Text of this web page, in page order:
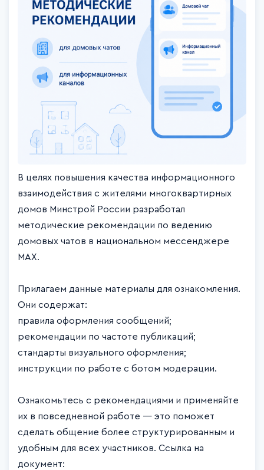
В целях повышения качества информационного
взаимодействия с жителями многоквартирных
домов Минстрой России разработал
методические рекомендации по ведению
домовых чатов в национальном мессенджере
MAX.
Прилагаем данные материалы для ознакомления.
Они содержат:
правила оформления сообщений;
рекомендации по частоте публикаций;
стандарты визуального оформления;
инструкции по работе с ботом модерации.
Ознакомьтесь с рекомендациями и применяйте
их в повседневной работе — это поможет
сделать общение более структурированным и
удобным для всех участников. Ссылка на
документ: